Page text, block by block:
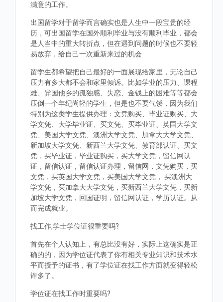
满意的工作。
出国留学对于留学而言确实也是人生中一段宝贵的经
历，可出国留学在国外顺利毕业与没有顺利毕业，都会
是人当中的重大转折点，但在遇到问题的时候也不要轻
易放弃，给自己一次重新来过的机会
留学生都希望把自己最好的一面展现给家里，无论自己
压力有多大都不会和家里倾诉。比如学业的压力、课程
难、异国他乡的孤独感、失恋、金钱上的困难等等都会
压倒一个年纪尚轻的学生，但是也不要气馁，因为我们
特别为这类学生提供办理：文凭购买、毕业证购买、大
学文凭、大学毕业证、买文凭、买毕业证、英国大学文
凭、美国大学文凭、澳洲大学文凭、加拿大大学文凭、
新加坡大学文凭、新西兰大学文凭、教育部认证、买文
凭，买毕业证，毕业证购买，买大学文凭，留信网认
证，留信认证，留信认证办理，留信网，文凭购买，买
文凭，买英国大学文凭，买美国大学文凭， 买澳洲大
学文凭，买加拿大大学文凭，买新西兰大学文凭，买新
加坡大学文凭，回国证明，留信网认证，学历认证。从
而完成就业。
找工作,学士学位证很重要吗?
首先在个人认知上，有总比没有好，实际上这确实是正
确的的，因为学位证代表了你有相关专业知识和技术水
平而授予的证书，有了学位证在找工作方面就变得轻松
许多了。
学位证在找工作时重要吗?